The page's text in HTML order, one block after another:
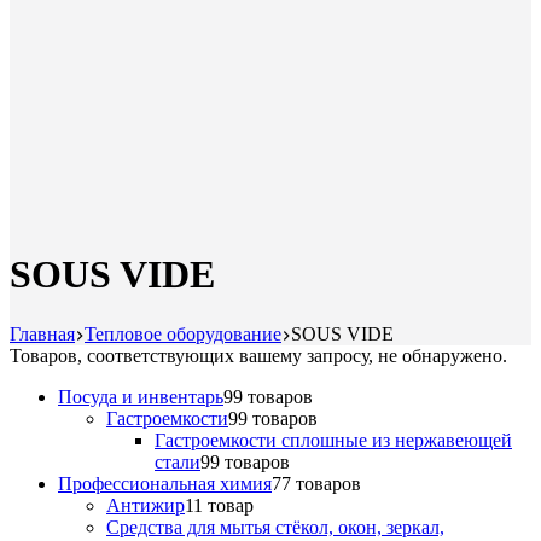
SOUS VIDE
Главная Тепловое оборудование SOUS VIDE
Товаров, соответствующих вашему запросу, не обнаружено.
Посуда и инвентарь99 товаров
Гастроемкости99 товаров
Гастроемкости сплошные из нержавеющей
стали99 товаров
Профессиональная химия77 товаров
Антижир11 товар
Средства для мытья стёкол, окон, зеркал,